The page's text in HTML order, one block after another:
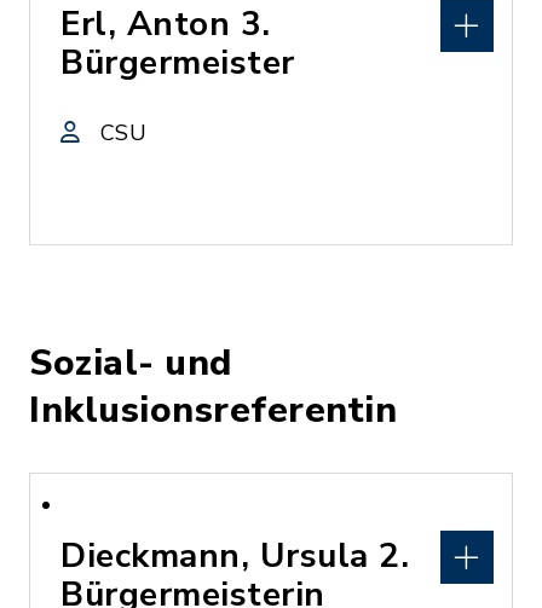
Erl, Anton 3.
Bürgermeister
CSU
Sozial- und
Inklusionsreferentin
Dieckmann, Ursula 2.
Bürgermeisterin